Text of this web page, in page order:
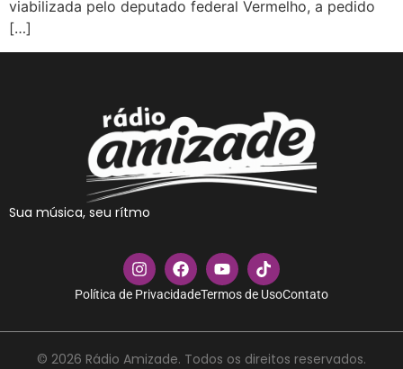
viabilizada pelo deputado federal Vermelho, a pedido
[…]
Sua música, seu rítmo
Política de PrivacidadeTermos de UsoContato
© 2026 Rádio Amizade. Todos os direitos reservados.